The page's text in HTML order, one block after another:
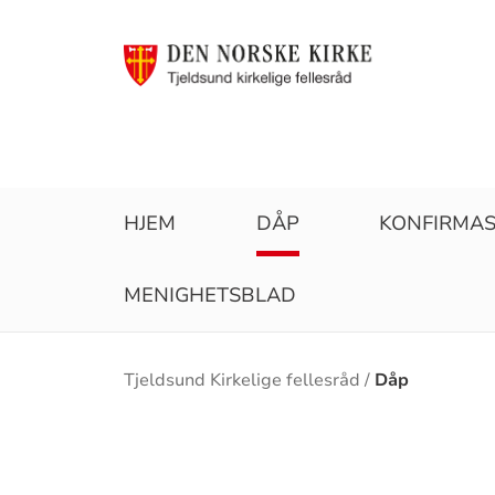
HJEM DÅP
MENIGHETSBLAD
Brødsmulesti
Tjeldsund Kirkelige fellesråd Dåp